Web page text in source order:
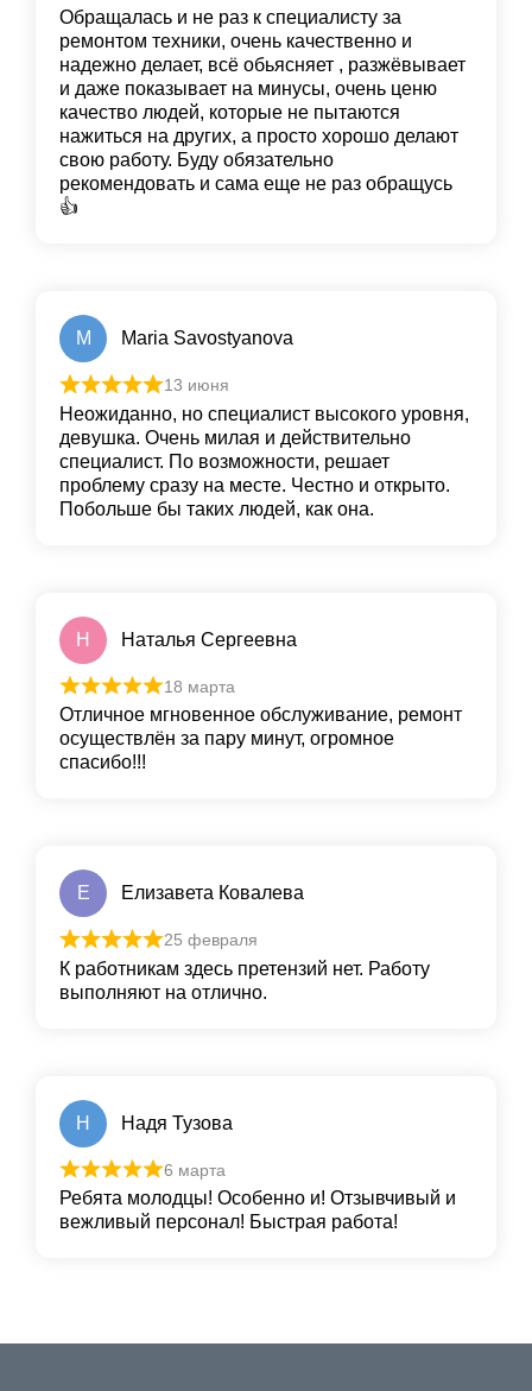
Обращалась и не раз к специалисту за
ремонтом техники, очень качественно и
надежно делает, всё обьясняет , разжёвывает
и даже показывает на минусы, очень ценю
качество людей, которые не пытаются
нажиться на других, а просто хорошо делают
свою работу. Буду обязательно
рекомендовать и сама еще не раз обращусь
👍
M Maria Savostyanova
13 июня
Неожиданно, но специалист высокого уровня,
девушка. Очень милая и действительно
специалист. По возможности, решает
проблему сразу на месте. Честно и открыто.
Побольше бы таких людей, как она.
Н Наталья Сергеевна
18 марта
Отличное мгновенное обслуживание, ремонт
осуществлён за пару минут, огромное
спасибо!!!
Е Елизавета Ковалева
25 февраля
К работникам здесь претензий нет. Работу
выполняют на отлично.
Н Надя Тузова
6 марта
Ребята молодцы! Особенно и! Отзывчивый и
вежливый персонал! Быстрая работа!